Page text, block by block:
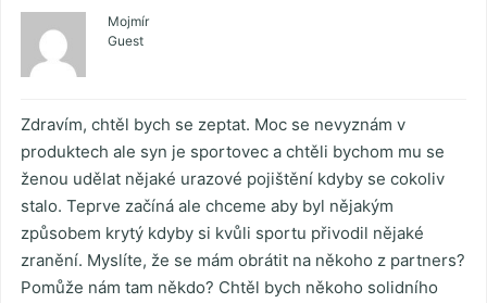
Mojmír
Guest
Zdravím, chtěl bych se zeptat. Moc se nevyznám v
produktech ale syn je sportovec a chtěli bychom mu se
ženou udělat nějaké urazové pojištění kdyby se cokoliv
stalo. Teprve začíná ale chceme aby byl nějakým
způsobem krytý kdyby si kvůli sportu přivodil nějaké
zranění. Myslíte, že se mám obrátit na někoho z partners?
Pomůže nám tam někdo? Chtěl bych někoho solidního